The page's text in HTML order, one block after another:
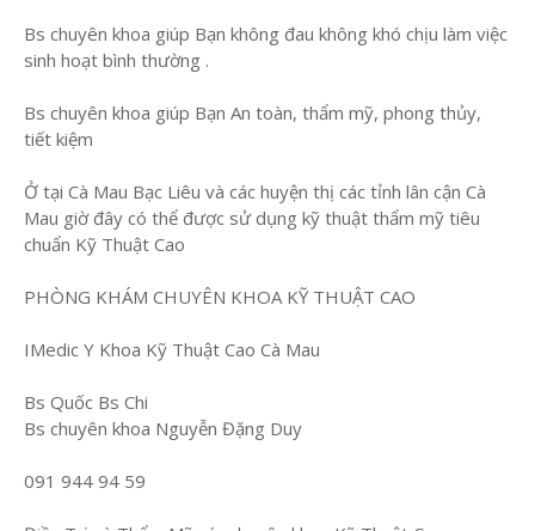
Bs chuyên khoa giúp Bạn không đau không khó chịu làm việc
sinh hoạt bình thường .
Bs chuyên khoa giúp Bạn An toàn, thẩm mỹ, phong thủy,
tiết kiệm
Ở tại Cà Mau Bạc Liêu và các huyện thị các tỉnh lân cận Cà
Mau giờ đây có thể được sử dụng kỹ thuật thẩm mỹ tiêu
chuẩn Kỹ Thuật Cao
PHÒNG KHÁM CHUYÊN KHOA KỸ THUẬT CAO
IMedic Y Khoa Kỹ Thuật Cao Cà Mau
Bs Quốc Bs Chi
Bs chuyên khoa Nguyễn Đặng Duy
091 944 94 59